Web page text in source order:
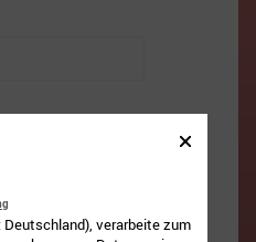
verarbeite zum